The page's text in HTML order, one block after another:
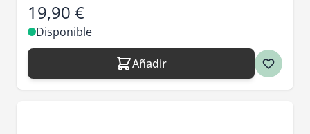
19,90 €
Disponible
Añadir